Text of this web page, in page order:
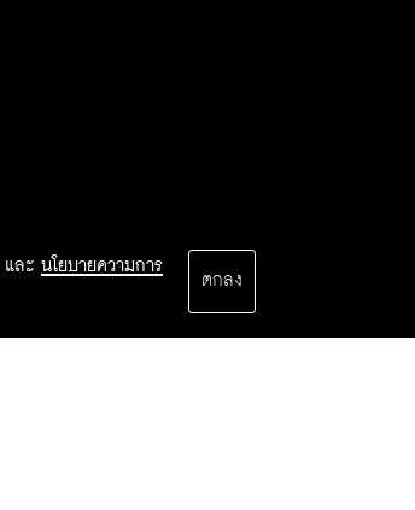
และ นโยบายความการ
ตกลง